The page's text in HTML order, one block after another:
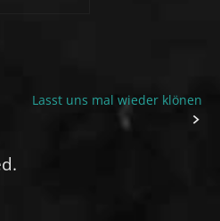
Lasst uns mal wieder klönen